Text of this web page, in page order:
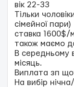
вік 22-33
Тільки
сімейної пари)
ставка 1600$/
також маємо
В середньому
місяць.
Виплата зп
На вибір